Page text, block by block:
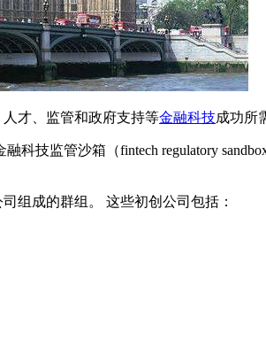
才、监管和政府支持等金融科技成功所
技监管沙箱（fintech regulatory
组成的群组。 这些初创公司包括：